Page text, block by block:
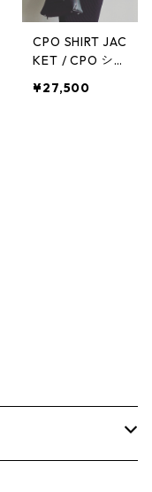
CPO SHIRT JAC
KET / CPO シャ
B23305
¥27,500